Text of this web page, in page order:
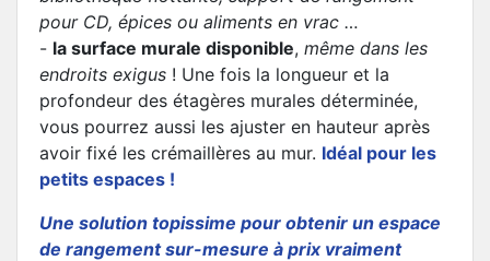
pour CD, épices ou aliments en vrac …
- la surface murale disponible, même dans les
endroits exigus ! Une fois la longueur et la
profondeur des étagères murales déterminée,
vous pourrez aussi les ajuster en hauteur après
avoir fixé les crémaillères au mur. Idéal pour les
petits espaces !
Une solution topissime pour obtenir un espace
de rangement sur-mesure à prix vraiment